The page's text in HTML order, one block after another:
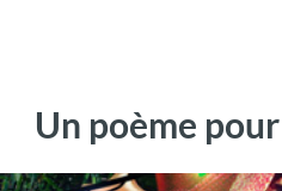
Un poème